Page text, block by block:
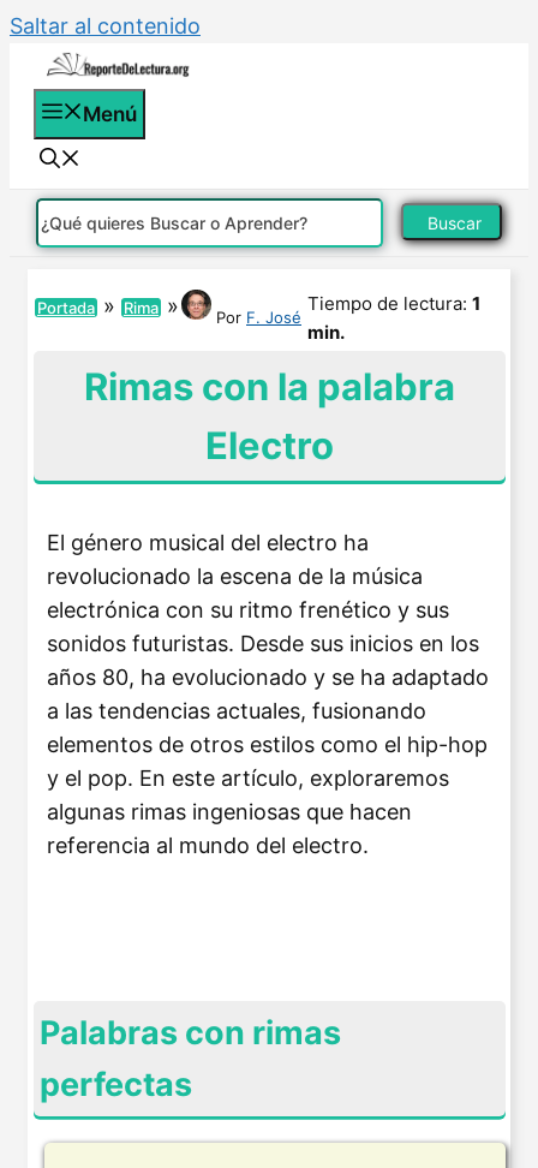
Saltar al contenido
Menú
Buscar
Portada » Rima » Por F. José
Tiempo de lectura: 1
min.
Rimas con la palabra
Electro
El género musical del electro ha
revolucionado la escena de la música
electrónica con su ritmo frenético y sus
sonidos futuristas. Desde sus inicios en los
años 80, ha evolucionado y se ha adaptado
a las tendencias actuales, fusionando
elementos de otros estilos como el hip-hop
y el pop. En este artículo, exploraremos
algunas rimas ingeniosas que hacen
referencia al mundo del electro.
Palabras con rimas
perfectas